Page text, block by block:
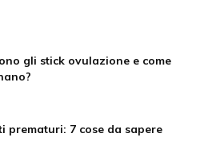
gli stick ovulazione e come
prematuri: 7 cose da sapere